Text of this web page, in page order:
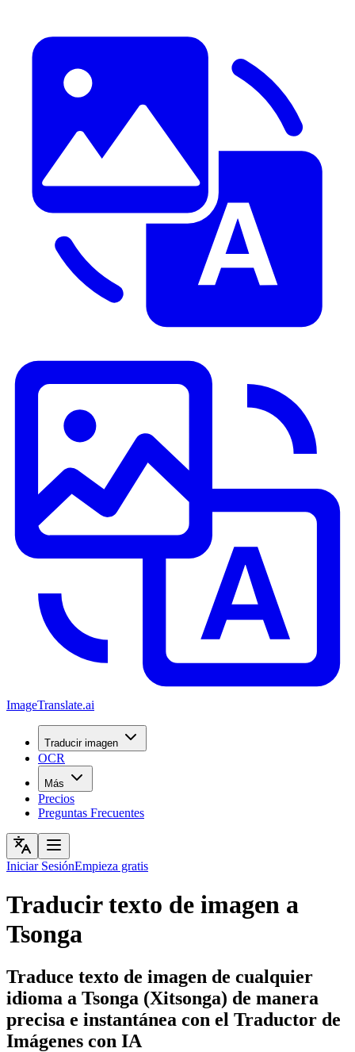
ImageTranslate.ai
Traducir imagen
OCR
Más
Precios
Preguntas Frecuentes
Iniciar SesiónEmpieza gratis
Traducir texto de imagen a
Tsonga
Traduce texto de imagen de cualquier
idioma a Tsonga (Xitsonga) de manera
precisa e instantánea con el Traductor de
Imágenes con IA